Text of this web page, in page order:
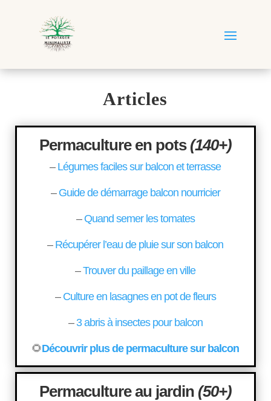
Articles
Permaculture en pots (140+)
– Légumes faciles sur balcon et terrasse
– Guide de démarrage balcon nourricier
– Quand semer les tomates
– Récupérer l’eau de pluie sur son balcon
–Trouver du paillage en ville
– Culture en lasagnes en pot de fleurs
– 3 abris à insectes pour balcon
🌻Découvrir plus de permaculture sur balcon
Permaculture au jardin (50+)